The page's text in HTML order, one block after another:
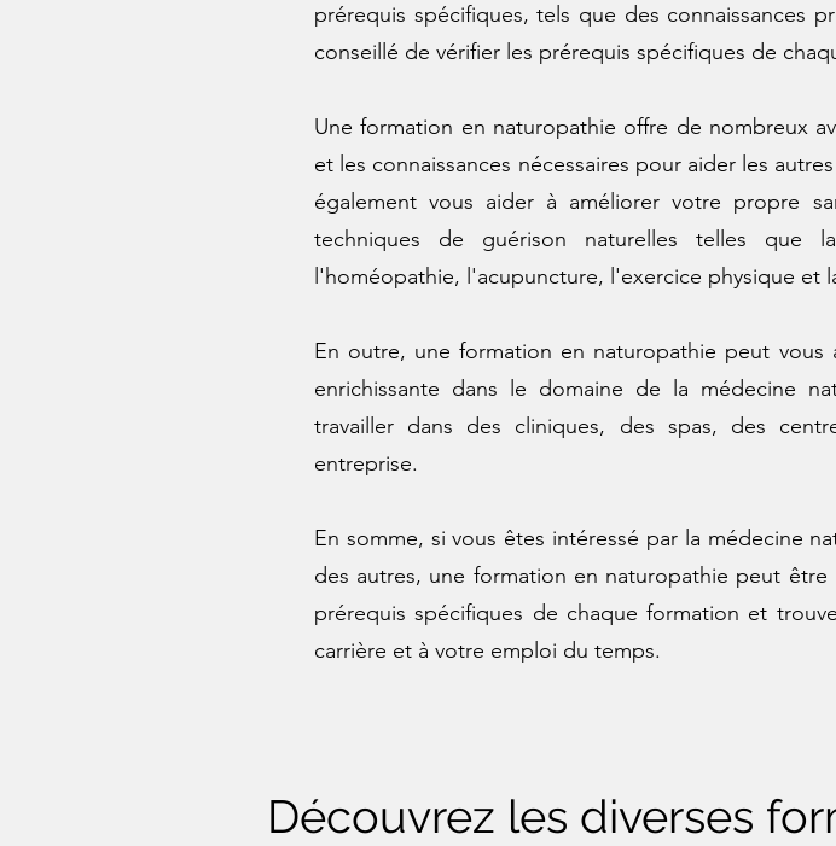
prérequis spécifiques, tels que des connaissances
conseillé de vérifier les prérequis spécifiques de
Une formation en naturopathie offre de nombreux
et les connaissances nécessaires pour aider les
également vous aider à améliorer votre propre
techniques de guérison naturelles telles que
l'homéopathie, l'acupuncture, l'exercice physique et
En outre, une formation en naturopathie peut
enrichissante dans le domaine de la médecine
travailler dans des cliniques, des spas, des
entreprise.
En somme, si vous êtes intéressé par la médecine
des autres, une formation en naturopathie peut
prérequis spécifiques de chaque formation et
carrière et à votre emploi du temps.
Découvrez les diverses